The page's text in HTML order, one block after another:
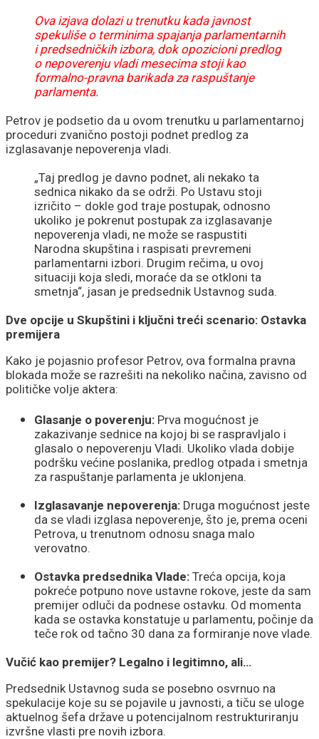
Ova izjava dolazi u trenutku kada javnost
spekuliše o terminima spajanja parlamentarnih
i predsedničkih izbora, dok opozicioni predlog
o nepoverenju vladi mesecima stoji kao
formalno-pravna barikada za raspuštanje
parlamenta.
Petrov je podsetio da u ovom trenutku u parlamentarnoj
proceduri zvanično postoji podnet predlog za
izglasavanje nepoverenja vladi.
„Taj predlog je davno podnet, ali nekako ta
sednica nikako da se održi. Po Ustavu stoji
izričito – dokle god traje postupak, odnosno
ukoliko je pokrenut postupak za izglasavanje
nepoverenja vladi, ne može se raspustiti
Narodna skupština i raspisati prevremeni
parlamentarni izbori. Drugim rečima, u ovoj
situaciji koja sledi, moraće da se otkloni ta
smetnja“, jasan je predsednik Ustavnog suda.
Dve opcije u Skupštini i ključni treći scenario: Ostavka
premijera
Kako je pojasnio profesor Petrov, ova formalna pravna
blokada može se razrešiti na nekoliko načina, zavisno od
političke volje aktera:
Glasanje o poverenju: Prva mogućnost je
zakazivanje sednice na kojoj bi se raspravljalo i
glasalo o nepoverenju Vladi. Ukoliko vlada dobije
podršku većine poslanika, predlog otpada i smetnja
za raspuštanje parlamenta je uklonjena.
Izglasavanje nepoverenja: Druga mogućnost jeste
da se vladi izglasa nepoverenje, što je, prema oceni
Petrova, u trenutnom odnosu snaga malo
verovatno.
Ostavka predsednika Vlade: Treća opcija, koja
pokreće potpuno nove ustavne rokove, jeste da sam
premijer odluči da podnese ostavku. Od momenta
kada se ostavka konstatuje u parlamentu, počinje da
teče rok od tačno 30 dana za formiranje nove vlade.
Vučić kao premijer? Legalno i legitimno, ali…
Predsednik Ustavnog suda se posebno osvrnuo na
spekulacije koje su se pojavile u javnosti, a tiču se uloge
aktuelnog šefa države u potencijalnom restrukturiranju
izvršne vlasti pre novih izbora.